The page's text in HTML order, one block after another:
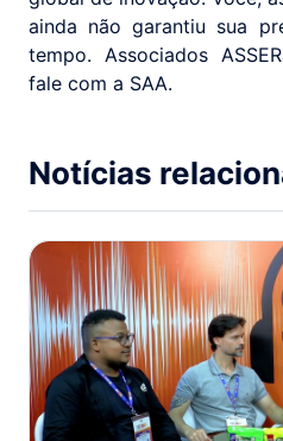
ainda não garantiu sua
tempo. Associados
fale com a SAA.
Notícias